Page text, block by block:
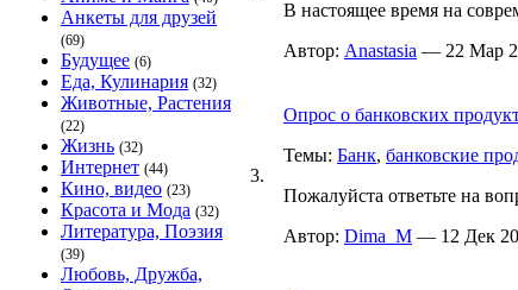
Анкеты для друзей
(69)
Будущее (6)
Еда, Кулинария (32)
Животные, Растения
(22)
Жизнь (32)
Интернет (44)
Кино, видео (23)
Красота и Мода (32)
Литература, Поэзия
(39)
Любовь, Дружба,
В настоящее время на
Автор: Anastasia — 22 Мар
3.
Опрос о банковских
Темы: Банк, банковские
Пожалуйста ответьте на
Автор: Dima_M — 12 Дек